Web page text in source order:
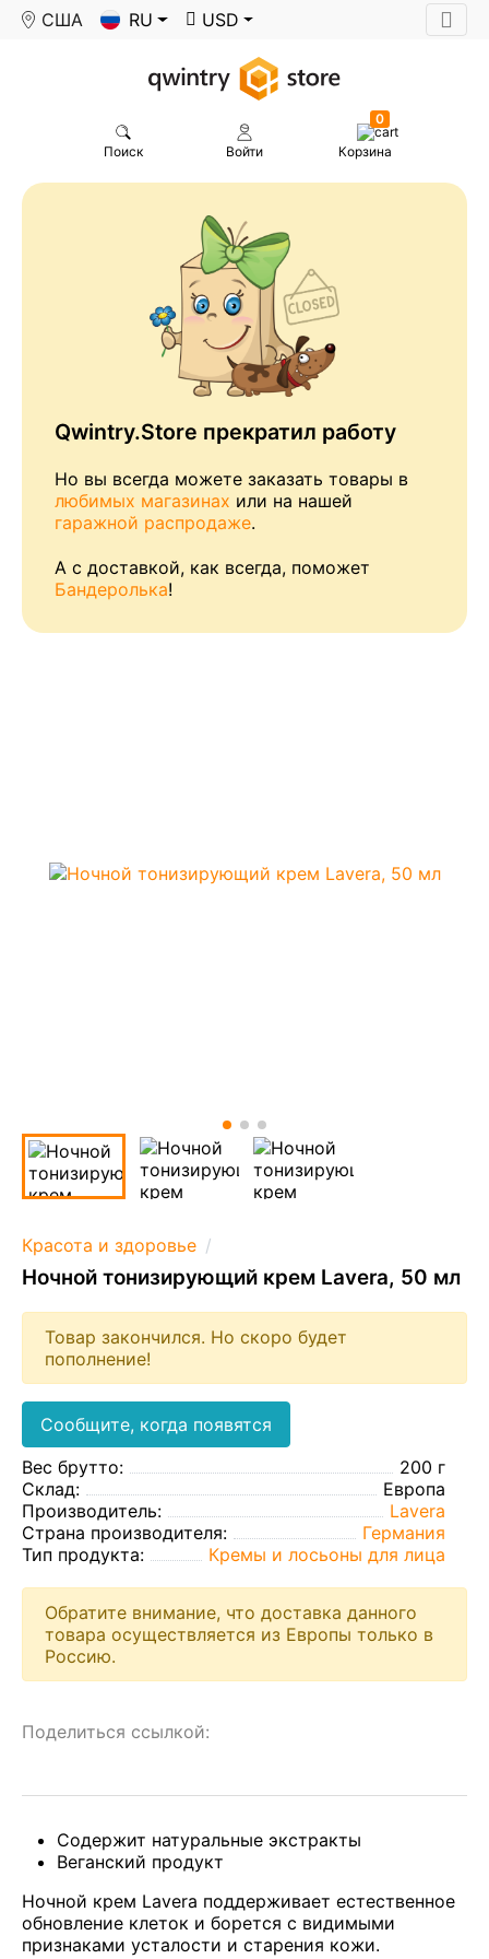
США RU USD
Поиск Войти
0
Корзина
Qwintry.Store прекратил работу
Но вы всегда можете заказать товары в
любимых магазинах или на нашей
гаражной распродаже.
А с доставкой, как всегда, поможет
Бандеролька!
Красота и здоровье
Ночной тонизирующий крем Lavera, 50 мл
Товар закончился. Но скоро будет
пополнение!
Сообщите, когда появятся
Вес брутто:
200 г
Склад:
Европа
Производитель:
Lavera
Страна производителя:
Германия
Тип продукта:
Кремы и лосьоны для лица
Обратите внимание, что доставка данного
товара осуществляется из Европы только в
Россию.
Поделиться ссылкой:
Содержит натуральные экстракты
Веганский продукт
Ночной крем Lavera поддерживает естественное
обновление клеток и борется с видимыми
признаками усталости и старения кожи.